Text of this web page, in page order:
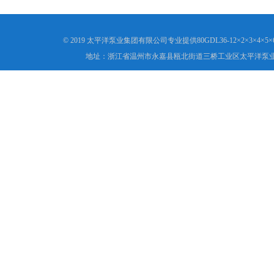
© 2019 太平洋泵业集团有限公司专业提供80GDL36-
地址：浙江省温州市永嘉县瓯北街道三桥工业区太平洋泵